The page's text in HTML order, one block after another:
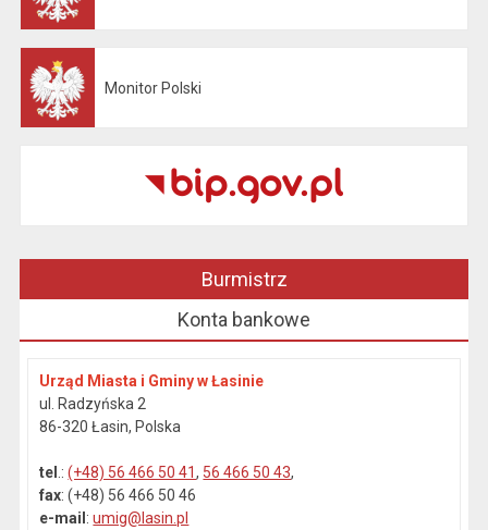
Monitor Polski
Burmistrz
Konta bankowe
Urząd Miasta i Gminy w Łasinie
ul. Radzyńska 2
86-320 Łasin, Polska
tel .:(+48) 56 466 50 41, 56 466 50 43,
fax: (+48) 56 466 50 46
e-mail :umig@lasin.pl